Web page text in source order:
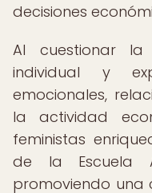
decisiones
Al cuestionar la
individual y
emocionales,
la actividad
feministas
de la Escuela
promoviendo una